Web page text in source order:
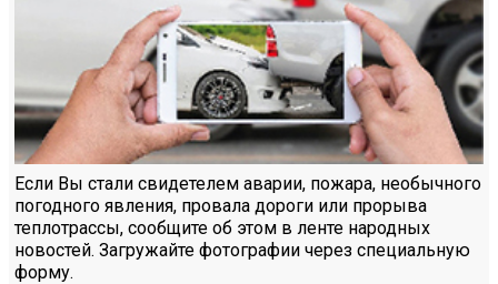
Если Вы стали свидетелем аварии, пожара, необычного
погодного явления, провала дороги или прорыва
теплотрассы, сообщите об этом в ленте народных
новостей. Загружайте фотографии через специальную
форму.